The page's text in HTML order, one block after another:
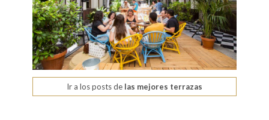
Ir a los posts de las mejores terrazas